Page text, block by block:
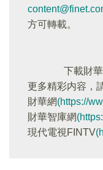
方可轉載。
下載財
更多精彩内容，
財華網(https://
財華智庫網
現代電視FINTV